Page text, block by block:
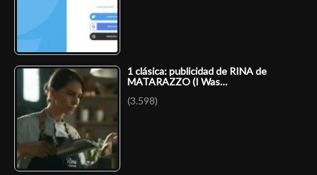
1 clásica: publicidad de RINA de
MATARAZZO (I Was…
(3.598)